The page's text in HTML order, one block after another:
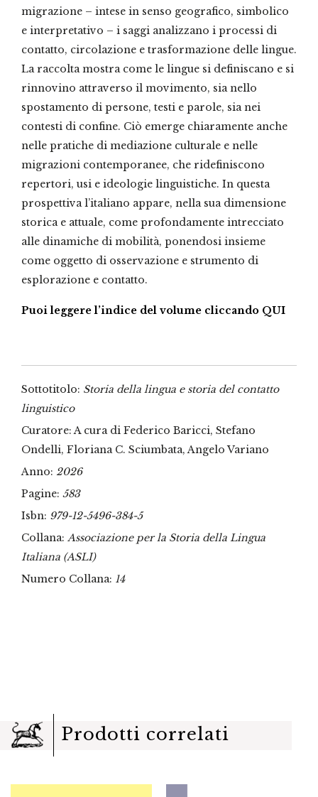
migrazione – intese in senso geografico, simbolico
e interpretativo – i saggi analizzano i processi di
contatto, circolazione e trasformazione delle lingue.
La raccolta mostra come le lingue si definiscano e si
rinnovino attraverso il movimento, sia nello
spostamento di persone, testi e parole, sia nei
contesti di confine. Ciò emerge chiaramente anche
nelle pratiche di mediazione culturale e nelle
migrazioni contemporanee, che ridefiniscono
repertori, usi e ideologie linguistiche. In questa
prospettiva l’italiano appare, nella sua dimensione
storica e attuale, come profondamente intrecciato
alle dinamiche di mobilità, ponendosi insieme
come oggetto di osservazione e strumento di
esplorazione e contatto.
Puoi leggere l’indice del volume cliccando QUI
Sottotitolo: Storia della lingua e storia del contatto
linguistico
Curatore: A cura di Federico Baricci, Stefano
Ondelli, Floriana C. Sciumbata, Angelo Variano
Anno: 2026
Pagine: 583
Isbn: 979-12-5496-384-5
Collana: Associazione per la Storia della Lingua
Italiana (ASLI)
Numero Collana: 14
Prodotti correlati